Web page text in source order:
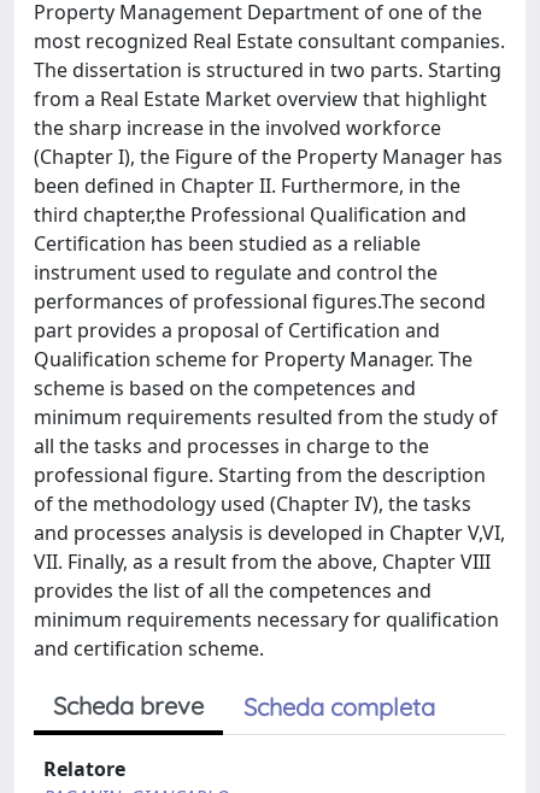
Property Management Department of one of the
most recognized Real Estate consultant companies.
The dissertation is structured in two parts. Starting
from a Real Estate Market overview that highlight
the sharp increase in the involved workforce
(Chapter I), the Figure of the Property Manager has
been defined in Chapter II. Furthermore, in the
third chapter,the Professional Qualification and
Certification has been studied as a reliable
instrument used to regulate and control the
performances of professional figures.The second
part provides a proposal of Certification and
Qualification scheme for Property Manager. The
scheme is based on the competences and
minimum requirements resulted from the study of
all the tasks and processes in charge to the
professional figure. Starting from the description
of the methodology used (Chapter IV), the tasks
and processes analysis is developed in Chapter V,VI,
VII. Finally, as a result from the above, Chapter VIII
provides the list of all the competences and
minimum requirements necessary for qualification
and certification scheme.
Scheda breve Scheda completa
Relatore